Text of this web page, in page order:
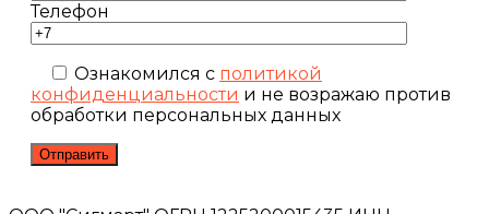
Телефон
Ознакомился с политикой
конфиденциальности и не возражаю против
обработки персональных данных